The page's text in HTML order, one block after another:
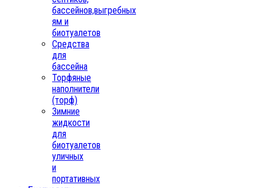
бассейнов,выгребных
ям и
биотуалетов
Средства
для
бассейна
Торфяные
наполнители
(торф)
Зимние
жидкости
для
биотуалетов
уличных
и
портативных